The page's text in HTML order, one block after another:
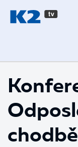
chodbě